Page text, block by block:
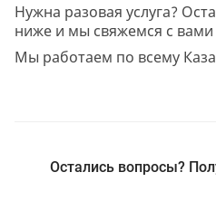
Нужна разовая услуга?
ниже и мы свяжемся с вами
Мы работаем по всему
Остались вопросы?